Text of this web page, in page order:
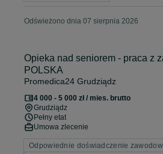
Odświeżono dnia 07 sierpnia 2026
Opieka nad seniorem - praca z
POLSKA
Promedica24 Grudziądz
4 000 - 5 000 zł / mies. brutto
Grudziądz
Pełny etat
Umowa zlecenie
Odpowiednie doświadczenie